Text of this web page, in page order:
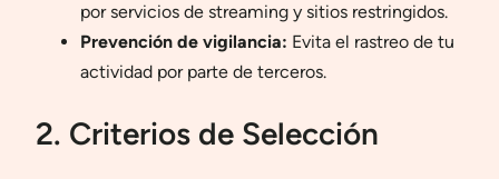
por servicios de streaming y sitios restringidos.
Prevención de vigilancia: Evita el rastreo de tu
actividad por parte de terceros.
2. Criterios de Selección